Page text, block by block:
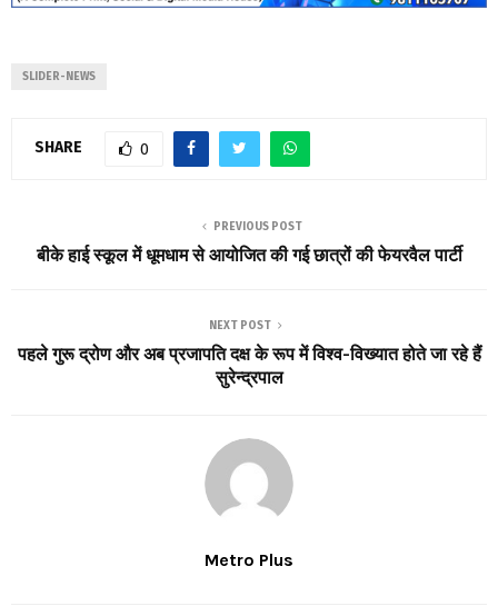
SLIDER-NEWS
SHARE 0
PREVIOUS POST
बीके हाई स्कूल में धूमधाम से आयोजित की गई छात्रों की फेयरवैल पार्टी
NEXT POST
पहले गुरू द्रोण और अब प्रजापति दक्ष के रूप में विश्व-विख्यात होते जा रहे हैं
सुरेन्द्रपाल
Metro Plus